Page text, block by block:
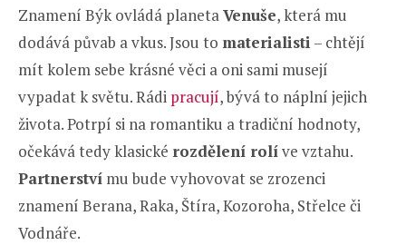
Znamení Býk ovládá planetaVenuše, která mu
dodává půvab a vkus. Jsou to materialisti – chtějí
mít kolem sebe krásné věci a oni sami musejí
vypadat k světu. Rádi pracují, bývá to náplní jejich
života. Potrpí si na romantiku a tradiční hodnoty,
očekává tedy klasické rozdělení rolíve vztahu.
Partnerství mu bude vyhovovat se zrozenci
znamení Berana, Raka, Štíra, Kozoroha, Střelce či
Vodnáře.